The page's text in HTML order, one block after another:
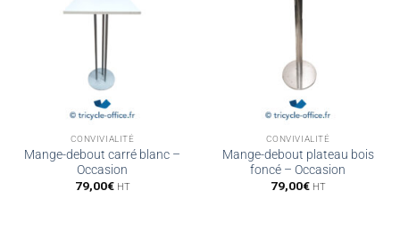
CONVIVIALITÉ
Mange-debout carré blanc –
Occasion
79,00€ HT
CONVIVIALITÉ
Mange-debout plateau bois
foncé – Occasion
79,00€ HT